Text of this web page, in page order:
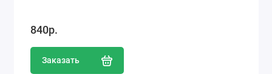
840р.
Заказать